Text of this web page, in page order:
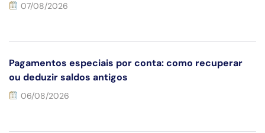
07/08/2026
Pagamentos especiais por conta: como recuperar
ou deduzir saldos antigos
06/08/2026